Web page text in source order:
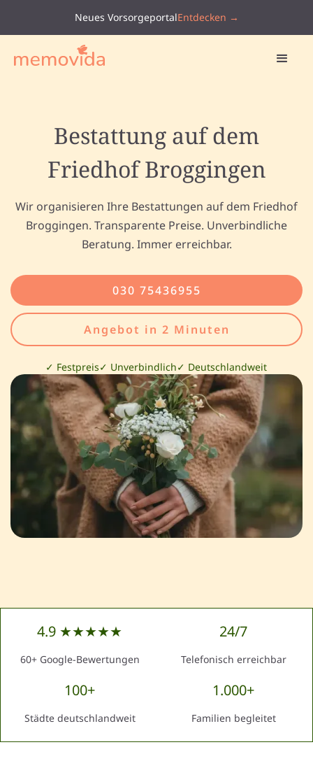
Neues VorsorgeportalEntdecken →
Bestattung auf dem
Friedhof Broggingen
Wir organisieren Ihre Bestattungen auf dem Friedhof
Broggingen. Transparente Preise. Unverbindliche
Beratung. Immer erreichbar.
030 75436955
Angebot in 2 Minuten
✓ Festpreis✓ Unverbindlich✓ Deutschlandweit
4.9 ★★★★★
60+ Google-Bewertungen
24/7
Telefonisch erreichbar
100+
Städte deutschlandweit
1.000+
Familien begleitet